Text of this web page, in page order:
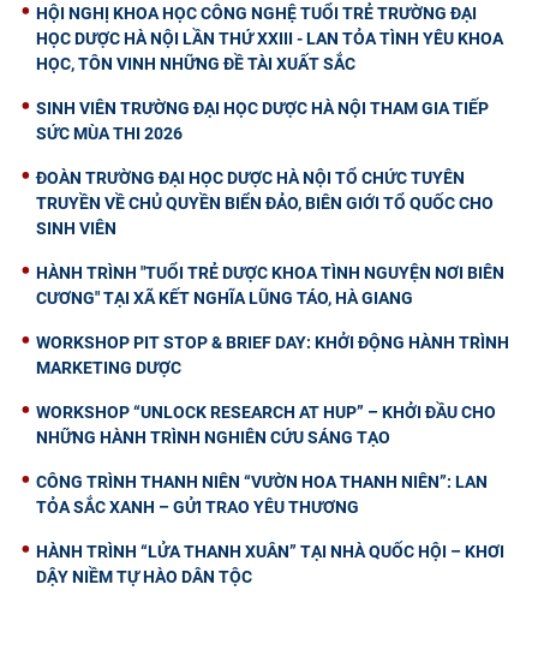
HỘI NGHỊ KHOA HỌC CÔNG NGHỆ TUỔI TRẺ TRƯỜNG ĐẠI
HỌC DƯỢC HÀ NỘI LẦN THỨ XXIII - LAN TỎA TÌNH YÊU KHOA
HỌC, TÔN VINH NHỮNG ĐỀ TÀI XUẤT SẮC
SINH VIÊN TRƯỜNG ĐẠI HỌC DƯỢC HÀ NỘI THAM GIA TIẾP
SỨC MÙA THI 2026
ĐOÀN TRƯỜNG ĐẠI HỌC DƯỢC HÀ NỘI TỔ CHỨC TUYÊN
TRUYỀN VỀ CHỦ QUYỀN BIỂN ĐẢO, BIÊN GIỚI TỔ QUỐC CHO
SINH VIÊN
HÀNH TRÌNH "TUỔI TRẺ DƯỢC KHOA TÌNH NGUYỆN NƠI BIÊN
CƯƠNG" TẠI XÃ KẾT NGHĨA LŨNG TÁO, HÀ GIANG
WORKSHOP PIT STOP & BRIEF DAY: KHỞI ĐỘNG HÀNH TRÌNH
MARKETING DƯỢC
WORKSHOP “UNLOCK RESEARCH AT HUP” – KHỞI ĐẦU CHO
NHỮNG HÀNH TRÌNH NGHIÊN CỨU SÁNG TẠO
CÔNG TRÌNH THANH NIÊN “VƯỜN HOA THANH NIÊN”: LAN
TỎA SẮC XANH – GỬI TRAO YÊU THƯƠNG
HÀNH TRÌNH “LỬA THANH XUÂN” TẠI NHÀ QUỐC HỘI – KHƠI
DẬY NIỀM TỰ HÀO DÂN TỘC